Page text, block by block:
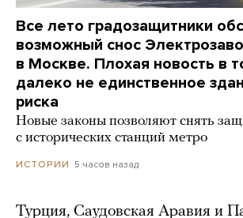
Все лето градозащитники
возможный снос
в Москве. Плохая новость в
далеко не единственное
риска
Новые законы позволяют снять
с исторических станций метро
ИСТОРИИ 5 часов назад
Турция, Саудовская Аравия и